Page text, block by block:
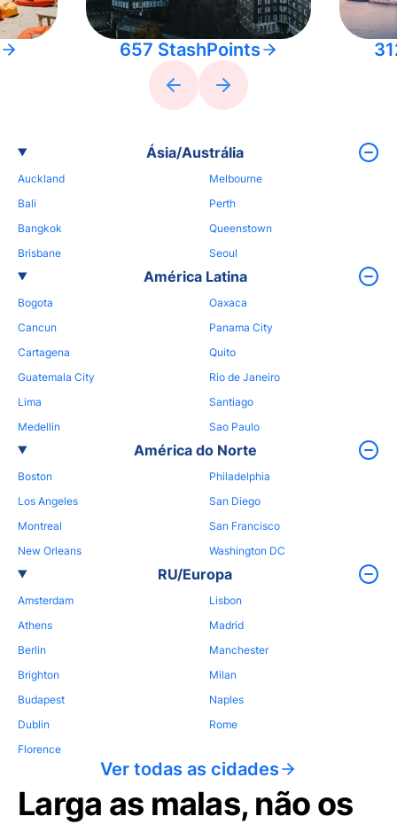
657 StashPoints
Ásia/Austrália
Auckland
Bali
Bangkok
Brisbane
Melbourne
Perth
Queenstown
Seoul
América Latina
Bogota
Cancun
Cartagena
Guatemala City
Lima
Medellin
Oaxaca
Panama City
Quito
Rio de Janeiro
Santiago
Sao Paulo
América do Norte
Boston
Los Angeles
Montreal
New Orleans
Philadelphia
San Diego
San Francisco
Washington DC
RU/Europa
Amsterdam
Athens
Berlin
Brighton
Budapest
Dublin
Florence
Lisbon
Madrid
Manchester
Milan
Naples
Rome
Ver todas as cidades
Larga as malas, não os